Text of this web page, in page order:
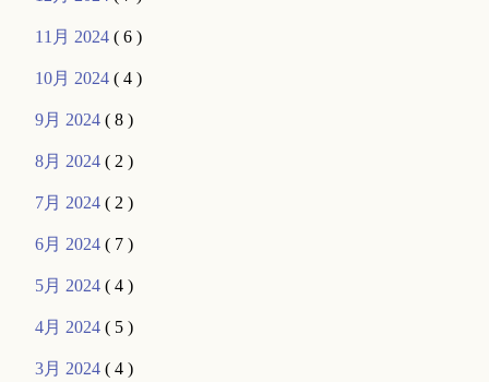
11月 2024( 6 )
10月 2024( 4 )
9月 2024( 8 )
8月 2024( 2 )
7月 2024( 2 )
6月 2024( 7 )
5月 2024( 4 )
4月 2024( 5 )
3月 2024( 4 )